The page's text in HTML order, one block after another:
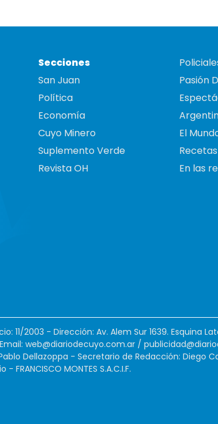
Secciones
San Juan
Política
Economía
Cuyo Minero
Suplemento Verde
Revista OH
Pasión
El
Recetas
En las
11/2003 - Dirección: Av. Alem Sur 1639. Esquina
web@diariodecuyo.com.ar /
Dellazoppa - Secretario de Redacción: Diego
MONTES S.A.C.I.F.